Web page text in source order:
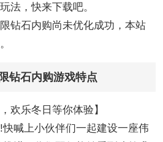
法，快来下载吧。
石内购尚未优化成功，本站
钻石内购游戏特点
乐冬日等你体验】
上小伙伴们一起建设一座伟